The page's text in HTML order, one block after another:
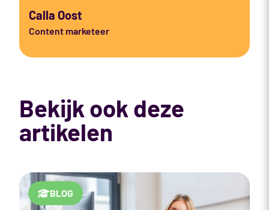
Calla Oost
Content marketeer
Bekijk ook deze
artikelen
BLOG